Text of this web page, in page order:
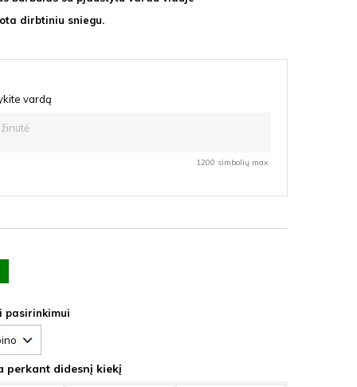
dirbtiniu sniegu.
vardą
1200 simbolių max.
pasirinkimui
perkant didesnį kiekį